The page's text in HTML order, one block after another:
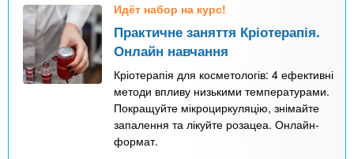
Идёт набор на курс!
Практичне заняття Кріотерапія.
Онлайн навчання
Кріотерапія для косметологів: 4 ефективні
методи впливу низькими температурами.
Покращуйте мікроциркуляцію, знімайте
запалення та лікуйте розацеа. Онлайн-
формат.